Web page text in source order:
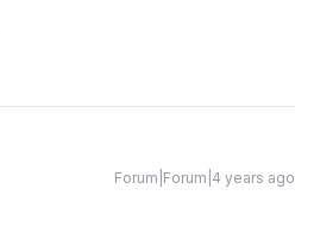
Forum|Forum|4 years ago